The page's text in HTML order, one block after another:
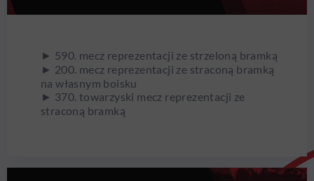
► 590. mecz reprezentacji ze strzeloną bramką
► 200. mecz reprezentacji ze straconą bramką
na własnym boisku
► 370. towarzyski mecz reprezentacji ze
straconą bramką